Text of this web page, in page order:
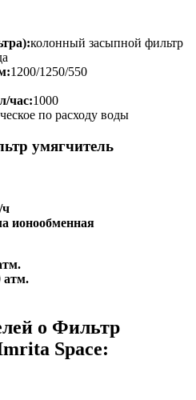
колонный засыпной фильтр
1200/1250/550
час:1000
по расходу воды
умягчитель
ч
ионообменная
атм.
о Фильтр
Space: